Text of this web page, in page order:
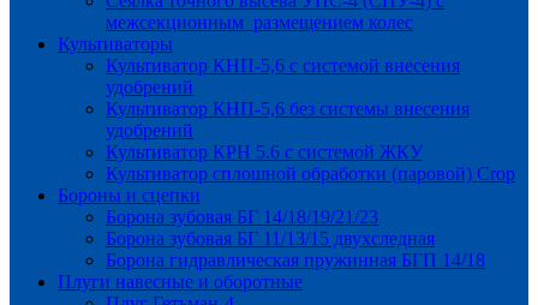
межсекционным размещением колес
Культиваторы
Культиватор КНП-5,6 с системой внесения
удобрений
Культиватор КНП-5,6 без системы внесения
удобрений
Культиватор КРН 5.6 с системой ЖКУ
Культиватор сплошной обработки (паровой) Crop
Бороны и сцепки
Борона зубовая БГ 14/18/19/21/23
Борона зубовая БГ 11/13/15 двухследная
Борона гидравлическая пружинная БГП 14/18
Плуги навесные и оборотные